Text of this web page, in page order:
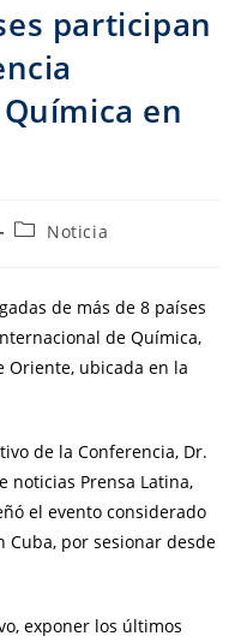
participan
en
Noticia
de más de 8 países
de Química,
Oriente, ubicada en la
de la Conferencia, Dr.
noticias Prensa Latina,
el evento considerado
Cuba, por sesionar desde
exponer los últimos